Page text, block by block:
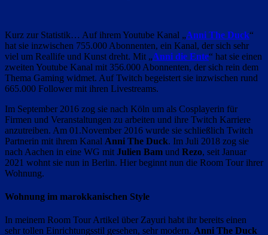
Kurz zur Statistik… Auf ihrem Youtube Kanal „Anni The Duck“
hat sie inzwischen 755.000 Abonnenten, ein Kanal, der sich sehr
viel um Reallife und Kunst dreht. Mit „Anni die Ente“ hat sie einen
zweiten Youtube Kanal mit 356.000 Abonnenten, der sich rein dem
Thema Gaming widmet. Auf Twitch begeistert sie inzwischen rund
665.000 Follower mit ihren Livestreams.
Im September 2016 zog sie nach Köln um als Cosplayerin für
Firmen und Veranstaltungen zu arbeiten und ihre Twitch Karriere
anzutreiben. Am 01.November 2016 wurde sie schließlich Twitch
Partnerin mit ihrem Kanal Anni The Duck. Im Juli 2018 zog sie
nach Aachen in eine WG mit Julien Bam und Rezo, seit Januar
2021 wohnt sie nun in Berlin. Hier beginnt nun die Room Tour ihrer
Wohnung.
Wohnung im marokkanischen Style
In meinem Room Tour Artikel über Zayuri habt ihr bereits einen
sehr tollen Einrichtungsstil gesehen, sehr modern. Anni The Duck